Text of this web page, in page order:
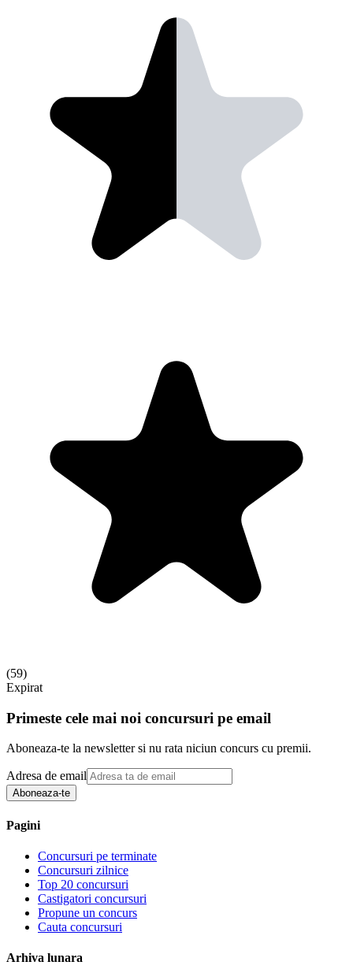
(59)
Expirat
Primeste cele mai noi concursuri pe email
Aboneaza-te la newsletter si nu rata niciun concurs cu premii.
Adresa de email
Aboneaza-te
Pagini
Concursuri pe terminate
Concursuri zilnice
Top 20 concursuri
Castigatori concursuri
Propune un concurs
Cauta concursuri
Arhiva lunara